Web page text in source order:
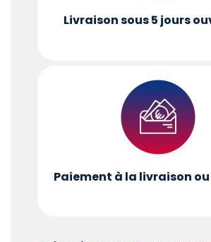
Livraison sous 5 jours
Paiement à la livraison